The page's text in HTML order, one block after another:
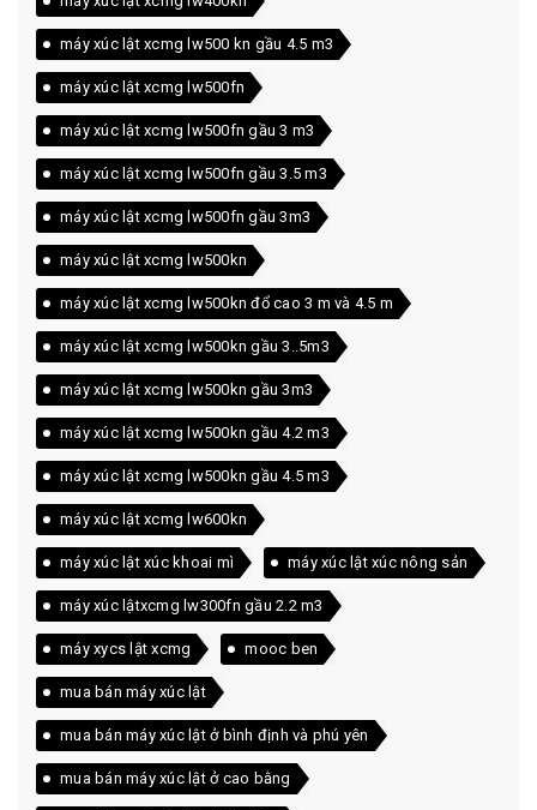
máy xúc lật xcmg lw500 kn gầu 4.5 m3
máy xúc lật xcmg lw500fn
máy xúc lật xcmg lw500fn gầu 3 m3
máy xúc lật xcmg lw500fn gầu 3.5 m3
máy xúc lật xcmg lw500fn gầu 3m3
máy xúc lật xcmg lw500kn
máy xúc lật xcmg lw500kn đổ cao 3 m và 4.5 m
máy xúc lật xcmg lw500kn gầu 3..5m3
máy xúc lật xcmg lw500kn gầu 3m3
máy xúc lật xcmg lw500kn gầu 4.2 m3
máy xúc lật xcmg lw500kn gầu 4.5 m3
máy xúc lật xcmg lw600kn
máy xúc lật xúc khoai mì máy xúc lật xúc nông sản
máy xúc lậtxcmg lw300fn gầu 2.2 m3
máy xycs lật xcmg mooc ben
mua bán máy xúc lật
mua bán máy xúc lật ở bình định và phú yên
mua bán máy xúc lật ở cao bằng